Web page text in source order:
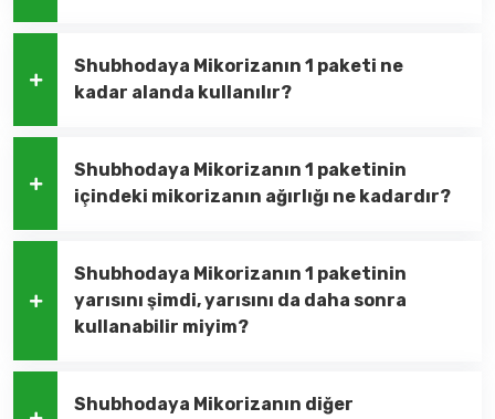
Shubhodaya Mikorizanın 1 paketi ne
kadar alanda kullanılır?
Shubhodaya Mikorizanın 1 paketinin
içindeki mikorizanın ağırlığı ne kadardır?
Shubhodaya Mikorizanın 1 paketinin
yarısını şimdi, yarısını da daha sonra
kullanabilir miyim?
Shubhodaya Mikorizanın diğer